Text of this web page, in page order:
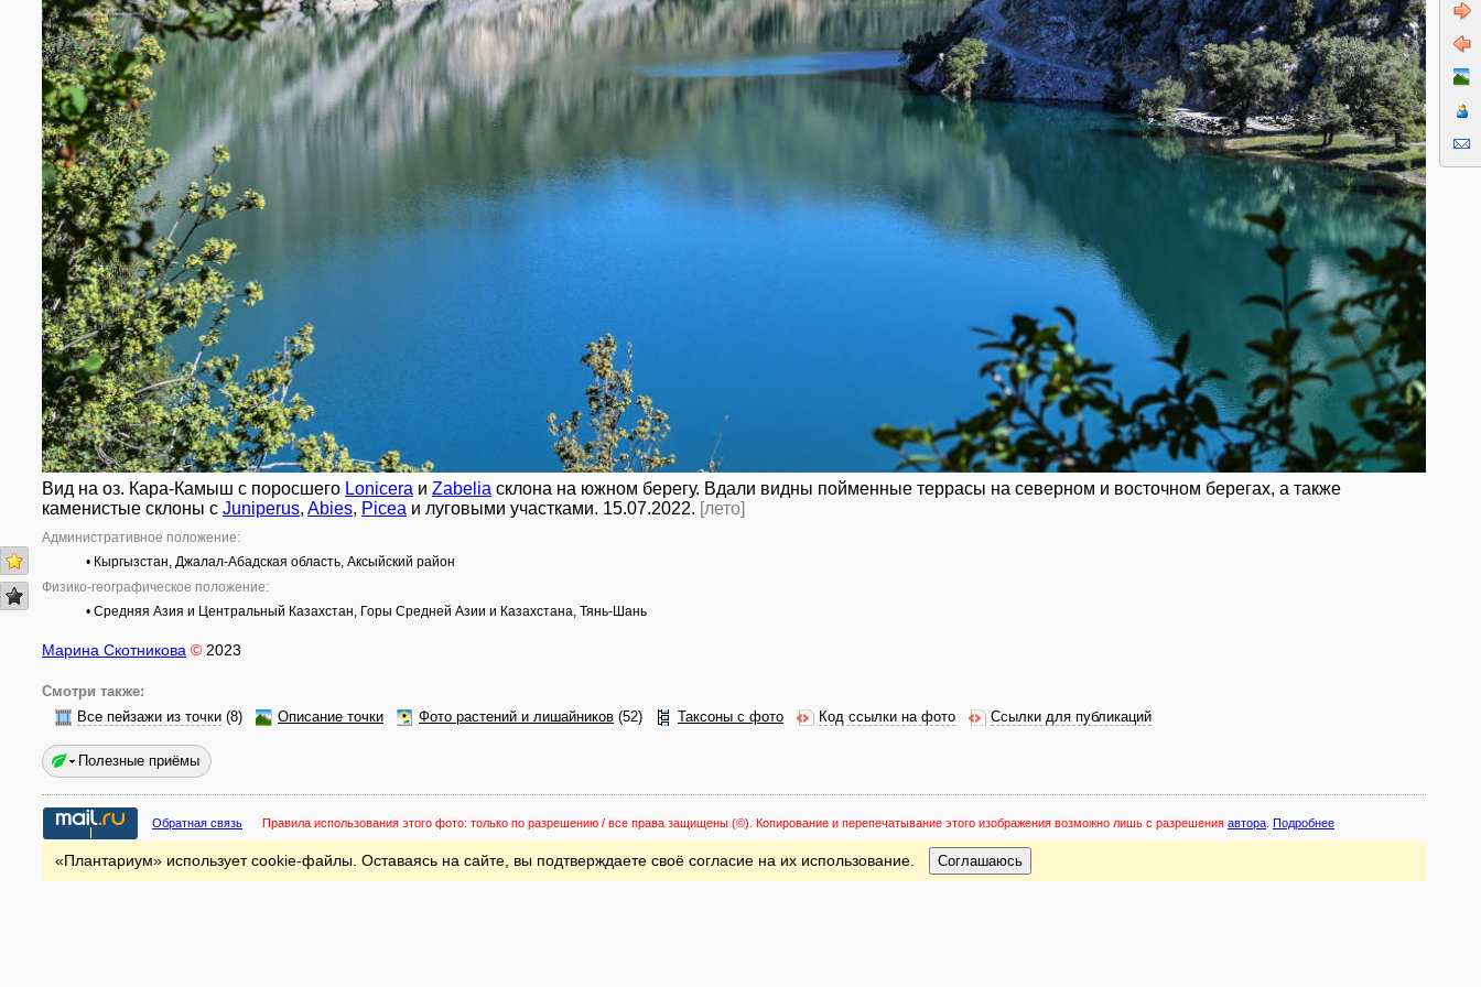
Вид на оз. Кара-Камыш с поросшего Lonicera и Zabelia склона на южном берегу. Вдали видны пойменные террасы на северном и восточном берегах, а также
каменистые склоны с Juniperus, Abies, Picea и луговыми участками. 15.07.2022. [лето]
Административное положение:
• Кыргызстан, Джалал-Абадская область, Аксыйский район
Физико-географическое положение:
• Средняя Азия и Центральный Казахстан, Горы Средней Азии и Казахстана, Тянь-Шань
Марина Скотникова © 2023
Смотри также:
Все пейзажи из точки (8) Описание точки Фото растений и лишайников (52) Таксоны с фото Код ссылки на фото Ссылки для публикаций
Полезные приёмы
Обратная связь Правила использования этого фото: только по разрешению / все права защищены (©). Копирование и перепечатывание этого изображения возможно лишь с разрешения автора Подробнее
«Плантариум» использует cookie-файлы. Оставаясь на сайте, вы подтверждаете своё согласие на их использование. Соглашаюсь